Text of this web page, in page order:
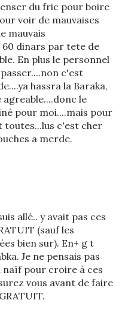
du fric pour boire
voir de mauvaises
mauvais
dinars par tete de
En plus le personnel
c'est
hassra la Baraka,
le
pour moi....mais pour
toutes...lus c'est cher
a merde.
allé.. y avait pas ces
(sauf les
bien sur). En+ g t
Je ne pensais pas
naïf pour croire à ces
vous avant de faire